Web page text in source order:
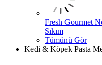
Fresh Gourmet
Sıkım
Tümünü Gör
Kedi & Köpek Pasta